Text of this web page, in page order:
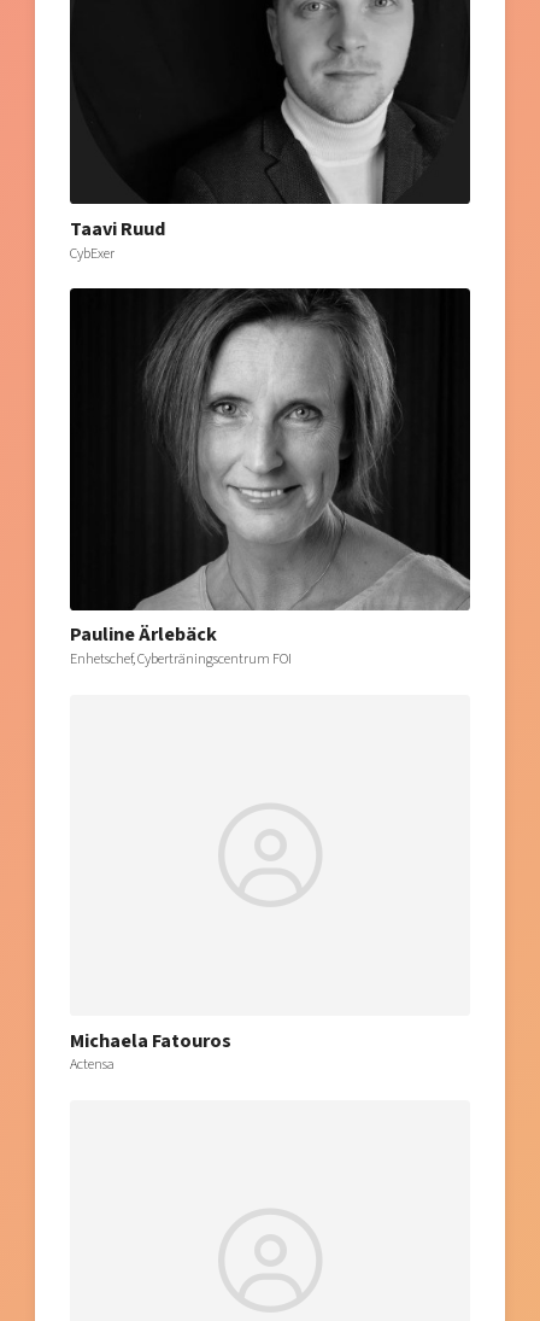
Taavi Ruud
CybExer
Pauline Ärlebäck
Enhetschef, Cyberträningscentrum FOI
Michaela Fatouros
Actensa